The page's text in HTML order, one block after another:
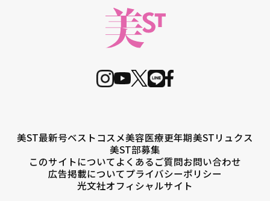
美ST最新号ベストコスメ美容医療更年期美STリュクス
美ST部募集
このサイトについてよくあるご質問お問い合わせ
広告掲載についてプライバシーポリシー
光文社オフィシャルサイト